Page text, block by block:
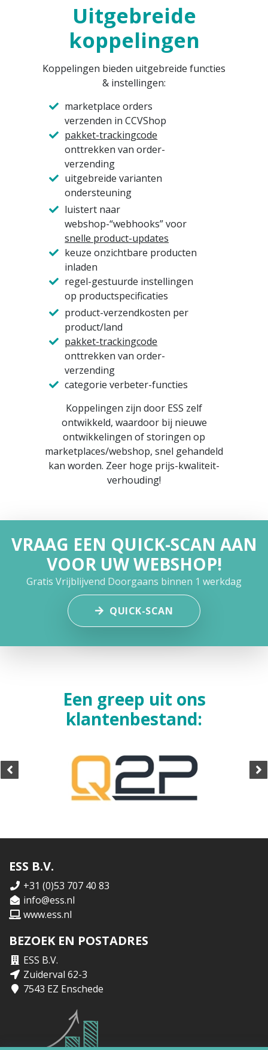
Uitgebreide
koppelingen
Koppelingen bieden uitgebreide functies
& instellingen:
marketplace orders
verzenden in CCVShop
pakket-trackingcode
onttrekken van order-
verzending
uitgebreide varianten
ondersteuning
luistert naar
webshop-“webhooks” voor
snelle product-updates
keuze onzichtbare producten
inladen
regel-gestuurde instellingen
op productspecificaties
product-verzendkosten per
product/land
pakket-trackingcode
onttrekken van order-
verzending
categorie verbeter-functies
Koppelingen zijn door ESS zelf
ontwikkeld, waardoor bij nieuwe
ontwikkelingen of storingen op
marketplaces/webshop, snel gehandeld
kan worden. Zeer hoge prijs-kwaliteit-
verhouding!
VRAAG EEN QUICK-SCAN AAN
VOOR UW WEBSHOP!
Gratis Vrijblijvend Doorgaans binnen 1 werkdag
QUICK-SCAN
Een greep uit ons
klantenbestand:
ESS B.V.
+31 (0)53 707 40 83
info@ess.nl
www.ess.nl
BEZOEK EN POSTADRES
ESS B.V.
Zuiderval 62-3
7543 EZ Enschede